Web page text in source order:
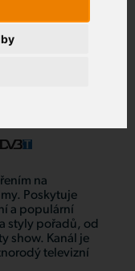
i programovou
i různé soutěže.
na
Poskytuje
a populární
styly pořadů, od
show. Kanál je
televizní